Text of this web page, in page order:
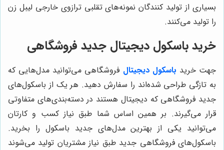
بسیاری از تولید کنندگان نمونه‌های تقلبی ترازوی خارجی لیبل زن
را تولید می‌کنند.
خرید باسکول دیجیتال جدید فروشگاهی
جهت خرید باسکول دیجیتال فروشگاهی می‌توانید مدل‌هایی که
به تازگی طراحی شده‌اند را سفارش دهید. هر یک از باسکول‌های
جدید فروشگاهی که دیجیتال هستند در دسته‌بندی‌های متفاوتی
قرار می‌گیرند. بر همین اساس شما طبق نیاز کسب و کارتان
می‌توانید یکی از بهترین مدل‌های جدید باسکول را بخرید.
باسکول‌های فروشگاهی جدید طبق نیاز مشتریان تولید می‌شوند